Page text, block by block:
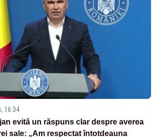
16:34
evită un răspuns clar despre averea
sale: „Am respectat întotdeauna